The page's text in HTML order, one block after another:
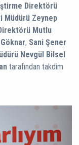
Direktörü
Müdürü Zeynep
Mutlu
, Sani Şener
Nevgül Bilsel
tarafından takdim